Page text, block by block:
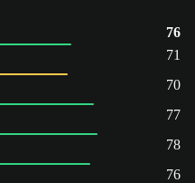
76
71
70
77
78
76